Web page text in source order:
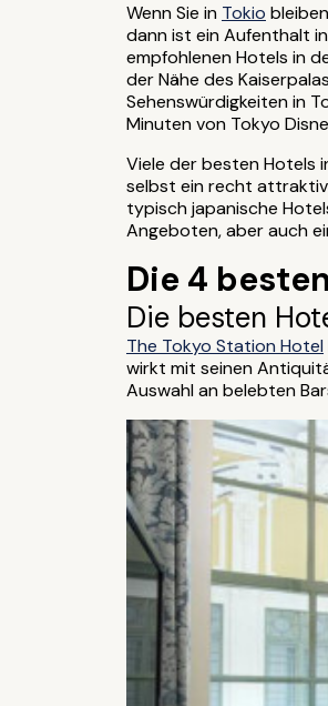
Wenn Sie in Tokio
dann ist ein Aufenthalt
empfohlenen Hotels in
der Nähe des
Sehenswürdigkeiten in
Minuten von Tokyo
Viele der besten Hotels
selbst ein recht
typisch japanische
Angeboten, aber auch
Die 4
Die besten
The Tokyo Station Hotel
wirkt mit seinen
Auswahl an belebten